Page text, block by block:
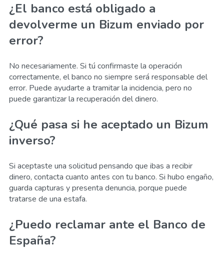
¿El banco está obligado a
devolverme un Bizum enviado por
error?
No necesariamente. Si tú confirmaste la operación
correctamente, el banco no siempre será responsable del
error. Puede ayudarte a tramitar la incidencia, pero no
puede garantizar la recuperación del dinero.
¿Qué pasa si he aceptado un Bizum
inverso?
Si aceptaste una solicitud pensando que ibas a recibir
dinero, contacta cuanto antes con tu banco. Si hubo engaño,
guarda capturas y presenta denuncia, porque puede
tratarse de una estafa.
¿Puedo reclamar ante el Banco de
España?